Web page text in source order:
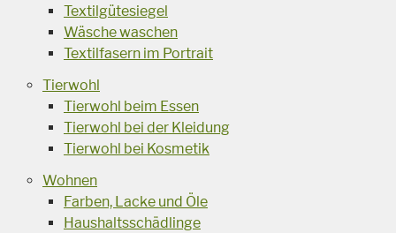
Textilgütesiegel
Wäsche waschen
Textilfasern im Portrait
Tierwohl
Tierwohl beim Essen
Tierwohl bei der Kleidung
Tierwohl bei Kosmetik
Wohnen
Farben, Lacke und Öle
Haushaltsschädlinge